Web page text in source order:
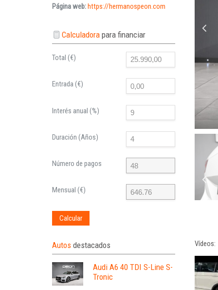
Vídeos:
Página web:https://hermanospeon.com
Calculadorapara financiar
Total (€)
Entrada (€)
Interés anual (%)
Duración (Años)
Número de pagos
Mensual (€)
Calcular
Autos destacados
Audi A6 40 TDI S-Line S-
Tronic